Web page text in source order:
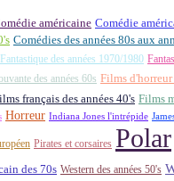
américaine Comédie
Comédies des années 80s aux
Fantastique des années 1970/1980
des années 60s Films d'horreur
français des années 40's Films
Horreur Indiana Jones l'intrépide
Pirates et corsaires Polar
des 70s Western des années 50's